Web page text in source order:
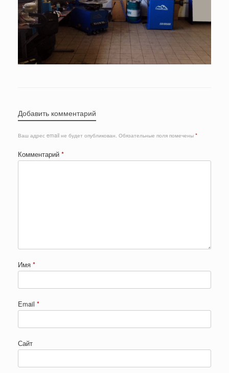
Добавить комментарий
Ваш адрес email не будет опубликован. Обязательные поля помечены *
Комментарий *
Имя *
Email *
Сайт